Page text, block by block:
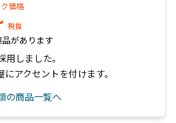
価格
税抜
があります
しました。
アクセントを付けます。
の商品一覧へ